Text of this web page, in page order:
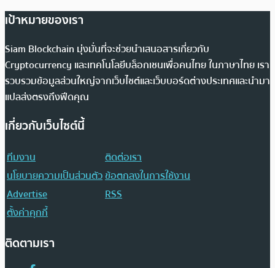
เป้าหมายของเรา
Siam Blockchain มุ่งมั่นที่จะช่วยนำเสนอสารเกี่ยวกับ
Cryptocurrency และเทคโนโลยีบล็อกเชนเพื่อคนไทย ในภาษาไทย เรา
รวบรวมข้อมูลส่วนใหญ่จากเว็บไซต์และเว็บบอร์ดต่างประเทศและนำมา
แปลส่งตรงถึงฟีดคุณ
เกี่ยวกับเว็บไซต์นี้
ทีมงาน
ติดต่อเรา
นโยบายความเป็นส่วนตัวข้อตกลงในการใช้งาน
Advertise
RSS
ตั้งค่าคุกกี้
ติดตามเรา